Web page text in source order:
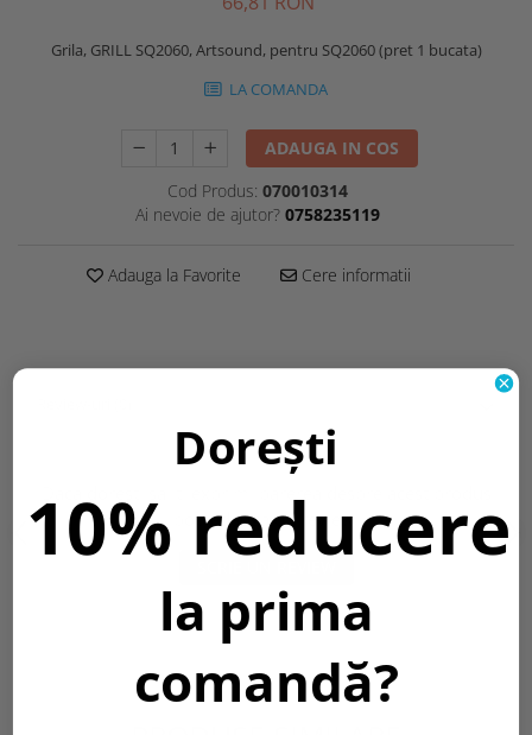
Grila, GRILL SQ2060, Artsound, pentru SQ2060 (pret 1 bucata)
LA COMANDA
ADAUGA IN COS
Cod Produs: 070010314
Ai nevoie de ajutor? 0758235119
Adauga la Favorite Cere informatii
poti adauga un review.
Dorești
10% reducere
la prima
comandă?